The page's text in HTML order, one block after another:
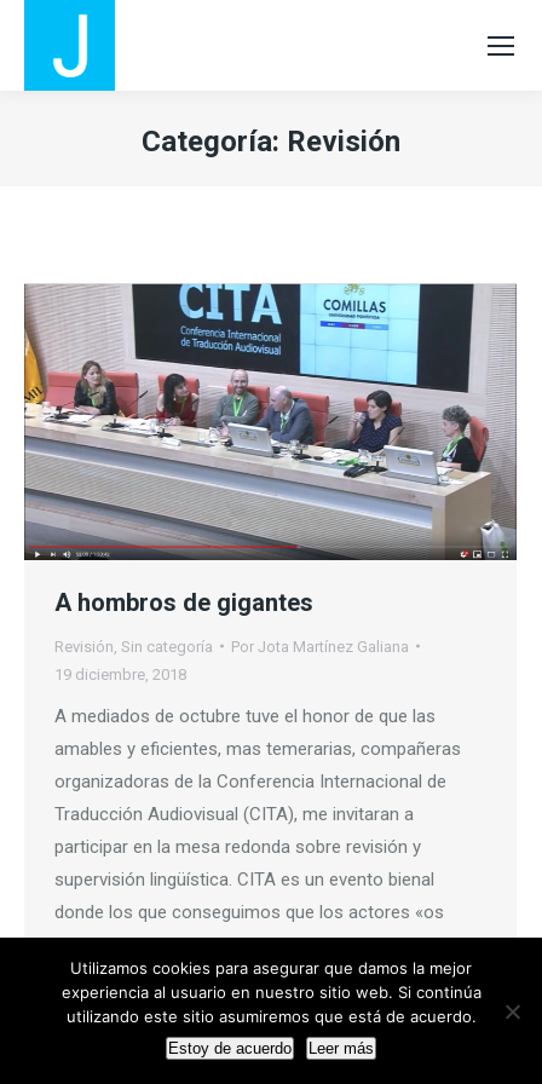
Categoría: Revisión
A hombros de gigantes
Revisión Sin categoría Por Jota Martínez Galiana
19 diciembre, 2018
A mediados de octubre tuve el honor de que las
amables y eficientes, mas temerarias, compañeras
organizadoras de la Conferencia Internacional de
Traducción Audiovisual (CITA), me invitaran a
participar en la mesa redonda sobre revisión y
supervisión lingüística. CITA es un evento bienal
donde los que conseguimos que los actores «os
hablen en cristiano» o,…
Utilizamos cookies para asegurar que damos la mejor
experiencia al usuario en nuestro sitio web. Si continúa
utilizando este sitio asumiremos que está de acuerdo.
Estoy de acuerdo Leer más